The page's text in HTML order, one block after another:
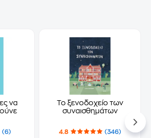
να
(6)
Το ξενοδοχείο των
συναισθημάτων
4.8
(346)